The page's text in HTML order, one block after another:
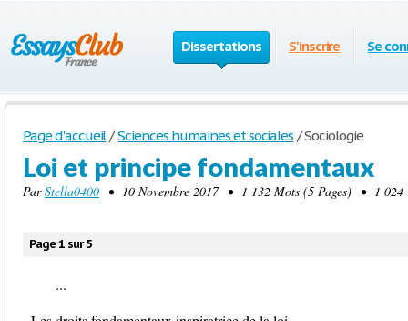
Dissertations S'inscrire Se
Page d'accueil / Sciences humaines et sociales /Sociologie
Loi et principe fondamentaux
ParStella0400 • 10 Novembre 2017 • 1 132 Mots (5 Pages) • 1 024
Page 1 sur 5
...